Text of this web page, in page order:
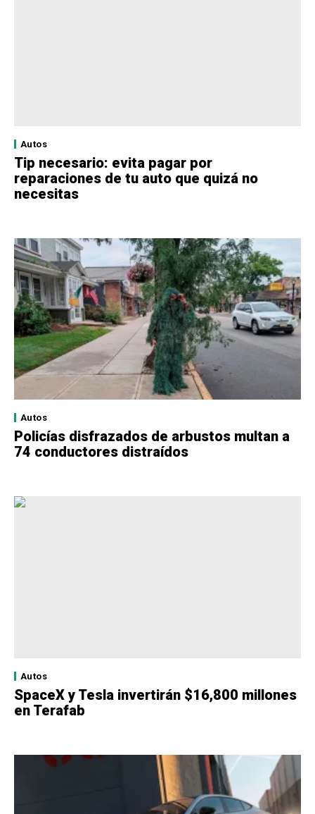
Autos
Tip necesario: evita pagar por
reparaciones de tu auto que quizá no
necesitas
Autos
Policías disfrazados de arbustos multan a
74 conductores distraídos
Autos
SpaceX y Tesla invertirán $16,800 millones
en Terafab